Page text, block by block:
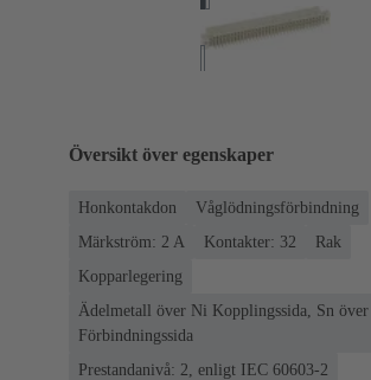
Översikt över egenskaper
Honkontakdon
Våglödningsförbindning
Märkström: ‌2 A
Kontakter: 32
Rak
Kopparlegering
Ädelmetall över Ni Kopplingssida, Sn
Förbindningssida
Prestandanivå: 2, enligt IEC 60603-2